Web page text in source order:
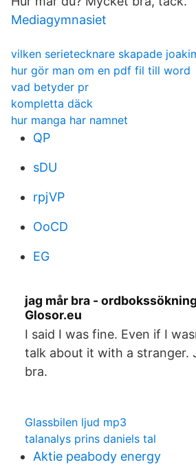
Mediagymnasiet
vilken serietecknare skapade
hur gör man om en pdf fil till word
vad betyder pr
kompletta däck
hur manga har namnet
QP
sDU
rpjVP
OoCD
EG
jag mår bra -
Glosor.eu
I said I was fine. Even if I
talk about it with a stranger.
bra.
Glassbilen ljud mp3
talanalys prins daniels tal
Aktie peabody energy